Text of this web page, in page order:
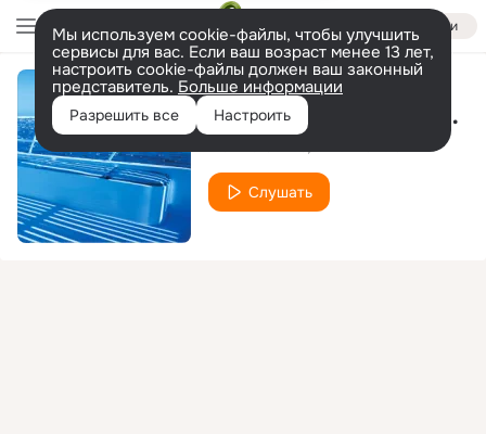
Войти
Мы используем cookie-файлы, чтобы улучшить
сервисы для вас. Если ваш возраст менее 13 лет,
настроить cookie-файлы должен ваш законный
представитель. Больше информации
Разрешить все Настроить Survivor (Fishtank Remix)
Слушать